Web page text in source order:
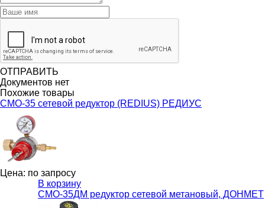
ОТПРАВИТЬ
Документов нет
Похожие товары
СМО-35 сетевой редуктор (REDIUS) РЕДИУС
Цена: по запросу
В корзину
СМО-35ДМ редуктор сетевой метановый, ДОНМЕТ